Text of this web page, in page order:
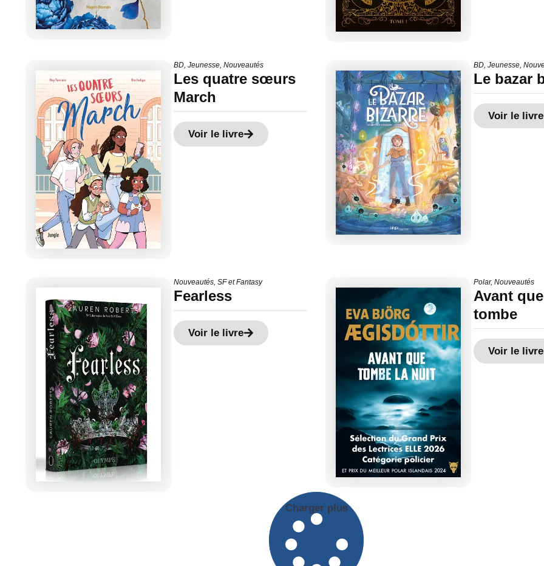
BD ,Jeunesse ,Nouveautés
Les quatre sœurs
March
Voir le livre
BD ,Jeunesse ,
Le bazar
Voir le livre
Nouveautés,SF et Fantasy
Fearless
Voir le livre
Polar,Nouveautés
Avant
tombe
Voir le livre
Charger plus